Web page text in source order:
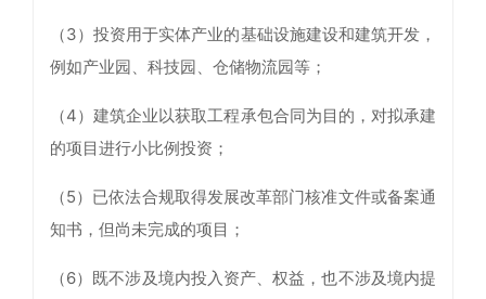
（3）投资用于实体产业的基础设施建设和建筑开发，
例如产业园、科技园、仓储物流园等；
（4）建筑企业以获取工程承包合同为目的，对拟承建
的项目进行小比例投资；
（5）已依法合规取得发展改革部门核准文件或备案通
知书，但尚未完成的项目；
（6）既不涉及境内投入资产、权益，也不涉及境内提